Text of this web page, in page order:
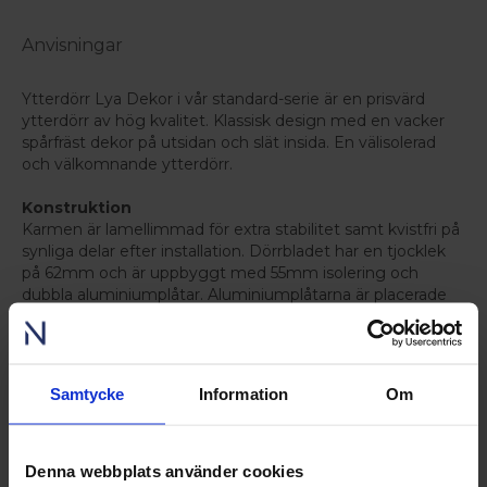
Samtycke Information Om
Denna webbplats använder cookies
Anvisningar
Ytterdörr Lya Dekor i vår standard-serie är en prisvärd
ytterdörr av hög kvalitet. Klassisk design med en vacker
spårfräst dekor på utsidan och slät insida. En välisolerad
och välkomnande ytterdörr.
Konstruktion
Karmen är lamellimmad för extra stabilitet samt kvistfri på
synliga delar efter installation. Dörrbladet har en tjocklek
på 62mm och är uppbyggt med 55mm isolering och
dubbla aluminiumplåtar. Aluminiumplåtarna är placerade
bakom de yttre HDF-skivorna som extra stabilisator samt
som fuktskydd. På dörrbladets sidor är det dubbla ramträ
droppkant nederst på dörrbladet så eventuellt vatten lätt
kan rinna av vilket drastiskt minskar risken för rötskada. Alla